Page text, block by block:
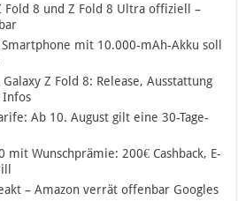
Fold 8 und Z Fold 8 Ultra offiziell –
mit 10.000-mAh-Akku soll
Z Fold 8: Release, Ausstattung
Infos
Ab 10. August gilt eine 30-Tage-
mit Wunschprämie: 200€ Cashback, E-
– Amazon verrät offenbar Googles